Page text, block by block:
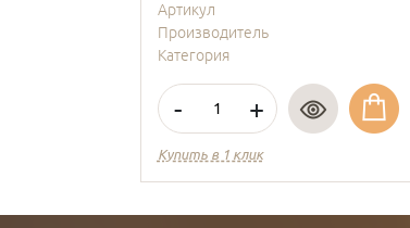
Артикул
Производитель
Категория
- +
Купить в 1 клик